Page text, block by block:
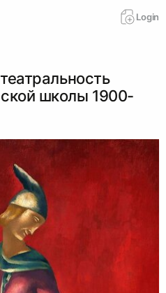
Login
школы 1900-